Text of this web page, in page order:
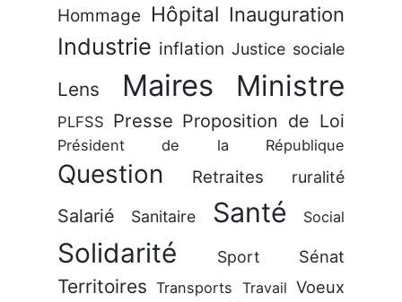
Hommage Hôpital Inauguration
Industrie inflation Justice sociale
Lens Maires Ministre
PLFSS Presse Proposition de Loi
Président de la République
Question Retraites ruralité
Salarié Sanitaire Santé Social
Solidarité Sport Sénat
Territoires Transports Travail Voeux